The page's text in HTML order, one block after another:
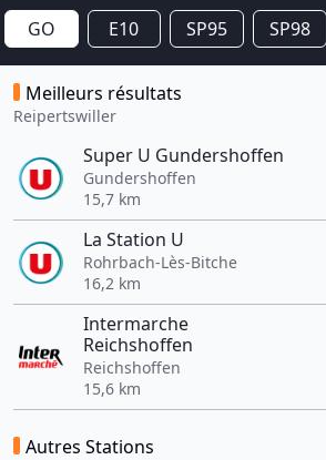
GO E10 SP95 SP98
Meilleurs résultats
Reipertswiller
Super U Gundershoffen
Gundershoffen
15,7 km
La Station U
Rohrbach-Lès-Bitche
16,2 km
Intermarche
Reichshoffen
Reichshoffen
15,6 km
Autres Stations